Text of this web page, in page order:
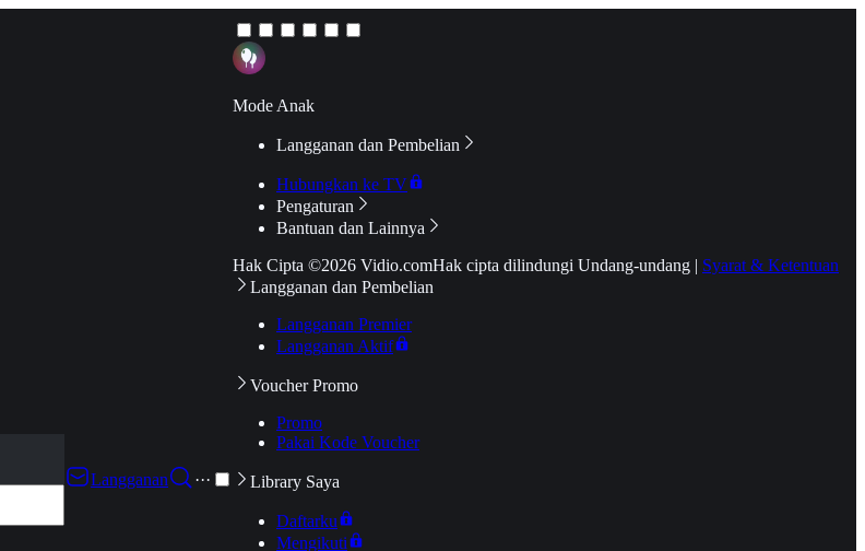
Langganan
···
Mode Anak
Langganan dan Pembelian
Hubungkan ke TV
Pengaturan
Bantuan dan Lainnya
Hak Cipta ©2026 Vidio.comHak cipta dilindungi Undang-undang | Syarat & Ketentuan
Langganan dan Pembelian
Langganan Premier
Langganan Aktif
Voucher Promo
Promo
Pakai Kode Voucher
Library Saya
Daftarku
Mengikuti